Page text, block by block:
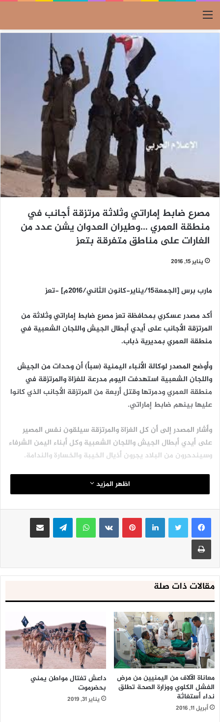
القائمة
مصرع ضابط إماراتي وثلاثة مرتزقة أجانب في
منطقة العمري …وطيران العدوان يشن عدد من
الغارات على مناطق متفرقة بتعز
يناير 15, 2016
مارب برس [الجمعة15/يناير-كانون الثاني/2016م] -تعز
أكد مصدر عسكري بمحافظة تعز مصرع ضابط إماراتي وثلاثة من
المرتزقة الأجانب على أيدي أبطال الجيش واللجان الشعبية في
منطقة العمري بمديرية ذباب.
وأوضح المصدر لوكالة الأنباء اليمنية (سبأ) أن وحدات من الجيش
واللجان الشعبية استهدفت اليوم مدرعة للغزاة والمرتزقة في
منطقة العمري ودمرتها وقتل أربعة من المرتزقة الأجانب الذي كانوا
عليها بينهم ضابط إماراتي.
وأشار المصدر إلى أن كل الغزاة والمرتزقة سيلقون نفس المصير
على أيدي أبطال الجيش واللجان الشعبية وكل أبناء اليمن الشرفاء
وسيندحرون من البلاد يجرون أذيال الخيبة والخسارة والندامة.
اظهر المزيد
لينكدإنبينتيريست واتساب تيلقرام مشاركة عبر البريد
طباعة
مقالات ذات صلة
معاناة الآلاف من اليمنيين من مرض
الفشل الكلوي ووزارة الصحة تطلق
نداء أستغاثة
أبريل 11, 2016
داعش تغتال مواطن يمني
بحضرموت
يناير 31, 2019